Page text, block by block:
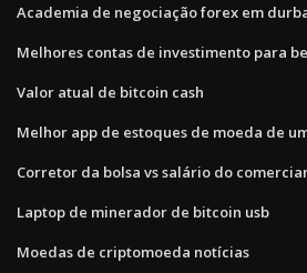
Academia de negociação forex em
Melhores contas de investimento para
Valor atual de bitcoin cash
Melhor app de estoques de moeda de
Corretor da bolsa vs salário do
Laptop de minerador de bitcoin usb
Moedas de criptomoeda notícias